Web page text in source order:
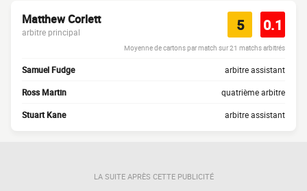
Matthew Corlett
arbitre principal 5 0.1
Moyenne de cartons par match sur 21 matchs arbitrés
Samuel Fudge arbitre assistant
Ross Martin quatrième arbitre
Stuart Kane arbitre assistant
LA SUITE APRÈS CETTE PUBLICITÉ